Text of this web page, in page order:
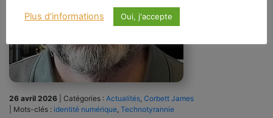
26 avril 2026 Catégories : Actualités Corbett James
Mots-clés : identité numérique Technotyrannie
Plus d'informations Oui, j'accepte